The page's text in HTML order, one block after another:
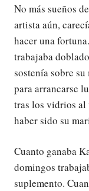
No más sueños
artista aún,
hacer una
trabajaba
sostenía sobre
para arrancarse
tras los vidrios al
haber sido su
Cuanto ganaba
domingos
suplemento.